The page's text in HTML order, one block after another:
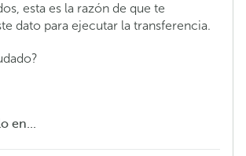
esta es la razón de que te
dato para ejecutar la transferencia.
en...